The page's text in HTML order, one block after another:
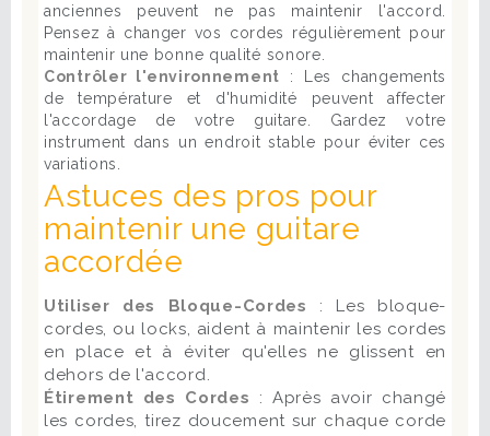
anciennes peuvent ne pas maintenir l'accord.
Pensez à changer vos cordes régulièrement pour
maintenir une bonne qualité sonore.
Contrôler l'environnement : Les changements
de température et d'humidité peuvent affecter
l'accordage de votre guitare. Gardez votre
instrument dans un endroit stable pour éviter ces
variations.
Astuces des pros pour
maintenir une guitare
accordée
Utiliser des Bloque-Cordes : Les bloque-
cordes, ou locks, aident à maintenir les cordes
en place et à éviter qu'elles ne glissent en
dehors de l'accord.
Étirement des Cordes : Après avoir changé
les cordes, tirez doucement sur chaque corde